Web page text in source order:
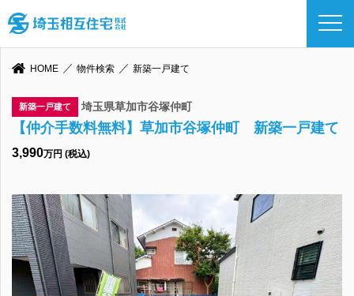
HOME 物件検索 新築一戸建て
新築一戸建て 埼玉県草加市谷塚仲町
【仲介手数料無料】草加市谷塚仲町 新築一戸建て
3,990万円 (税込)